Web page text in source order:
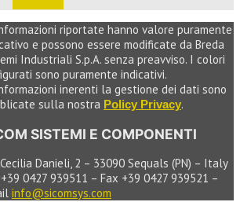
riportate hanno valore puramente
e possono essere modificate da Breda
Industriali S.p.A. senza preavviso. I colori
sono puramente indicativi.
inerenti la gestione dei dati sono
sulla nostra Policy Privacy.
SISTEMI E COMPONENTI
Danieli, 2 – 33090 Sequals (PN) – Italy
0427 939511 – Fax +39 0427 939521 –
info@sicomsys.com